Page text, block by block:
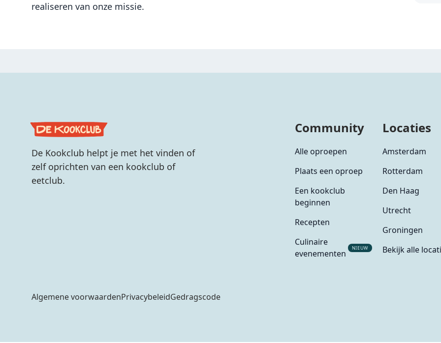
realiseren van onze missie.
De Kookclub helpt je met het vinden of
zelf oprichten van een kookclub of
eetclub.
Community
Alle oproepen
Plaats een oproep
Een kookclub
beginnen
Recepten
Culinaire
evenementen
NIEUW
Locaties
Amsterdam
Rotterdam
Den Haag
Utrecht
Groningen
Bekijk alle
Algemene voorwaardenPrivacybeleidGedragscode